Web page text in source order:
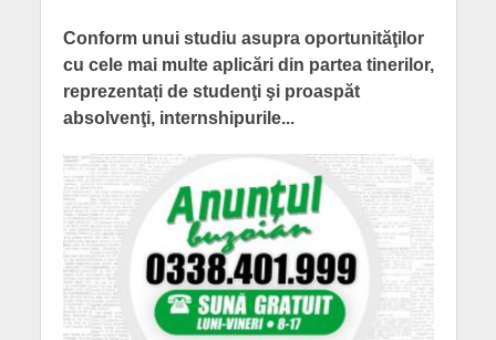
Conform unui studiu asupra oportunităţilor
cu cele mai multe aplicări din partea tinerilor,
reprezentați de studenţi şi proaspăt
absolvenţi, internshipurile...